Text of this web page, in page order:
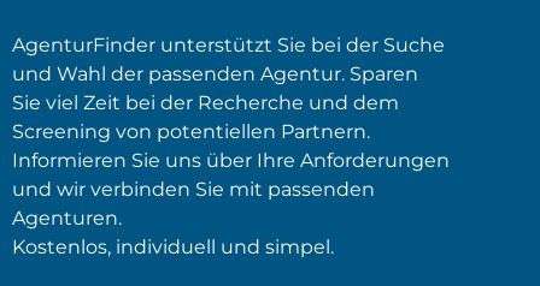
AgenturFinder unterstützt Sie bei der Suche
und Wahl der passenden Agentur. Sparen
Sie viel Zeit bei der Recherche und dem
Screening von potentiellen Partnern.
Informieren Sie uns über Ihre Anforderungen
und wir verbinden Sie mit passenden
Agenturen.
Kostenlos, individuell und simpel.